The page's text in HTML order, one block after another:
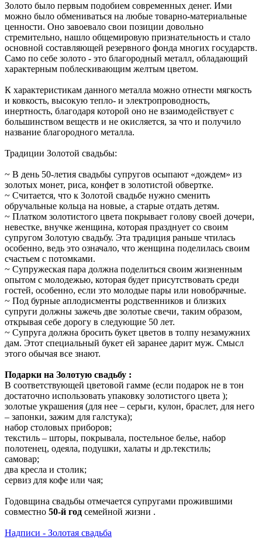
Золото было первым подобием современных денег. Ими
можно было обмениваться на любые товарно-материальные
ценности. Оно завоевало свои позиции довольно
стремительно, нашло общемировую признательность и стало
основной составляющей резервного фонда многих государств.
Само по себе золото - это благородный металл, обладающий
характерным поблескивающим желтым цветом.
К характеристикам данного металла можно отнести мягкость
и ковкость, высокую тепло- и электропроводность,
инертность, благодаря которой оно не взаимодействует с
большинством веществ и не окисляется, за что и получило
название благородного металла.
Традиции Золотой свадьбы:
~ В день 50-летия свадьбы супругов осыпают «дождем» из
золотых монет, риса, конфет в золотистой обвертке.
~ Считается, что к Золотой свадьбе нужно сменить
обручальные кольца на новые, а старые отдать детям.
~ Платком золотистого цвета покрывает голову своей дочери,
невестке, внучке женщина, которая празднует со своим
супругом Золотую свадьбу. Эта традиция раньше чтилась
особенно, ведь это означало, что женщина поделилась своим
счастьем с потомками.
~ Супружеская пара должна поделиться своим жизненным
опытом с молодежью, которая будет присутствовать среди
гостей, особенно, если это молодые пары или новобрачные.
~ Под бурные аплодисменты родственников и близких
супруги должны зажечь две золотые свечи, таким образом,
открывая себе дорогу в следующие 50 лет.
~ Супруга должна бросить букет цветов в толпу незамужних
дам. Этот специальный букет ей заранее дарит муж. Смысл
этого обычая все знают.
Подарки на Золотую свадьбу :
В соответствующей цветовой гамме (если подарок не в тон
достаточно использовать упаковку золотистого цвета );
золотые украшения (для нее – серьги, кулон, браслет, для него
– запонки, зажим для галстука);
набор столовых приборов;
текстиль – шторы, покрывала, постельное белье, набор
полотенец, одеяла, подушки, халаты и др.текстиль;
самовар;
два кресла и столик;
сервиз для кофе или чая;
Годовщина свадьбы отмечается супругами прожившими
совместно 50-й год семейной жизни .
Надписи - Золотая свадьба